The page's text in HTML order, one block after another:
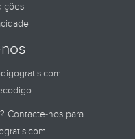
Contacte-nos para
.